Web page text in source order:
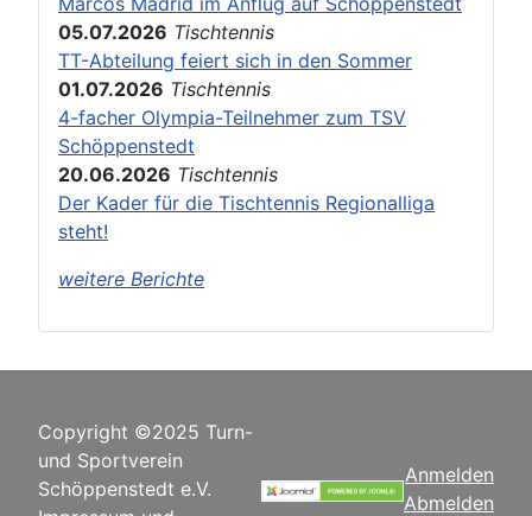
05.07.2026 Tischtennis
TT-Abteilung feiert sich in den Sommer
01.07.2026 Tischtennis
4-facher Olympia-Teilnehmer zum TSV
Schöppenstedt
20.06.2026 Tischtennis
Der Kader für die Tischtennis Regionalliga
steht!
weitere Berichte
Copyright ©2025 Turn-
und Sportverein
Schöppenstedt e.V.
Anmelden
Abmelden